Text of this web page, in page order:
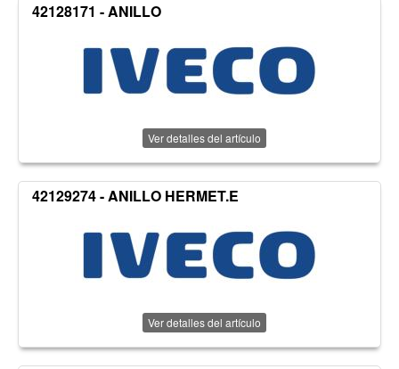
42128171 - ANILLO
Ver detalles del artículo
42129274 - ANILLO HERMET.E
Ver detalles del artículo